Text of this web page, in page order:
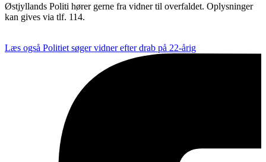
Østjyllands Politi hører gerne fra vidner til overfaldet. Oplysninger
kan gives via tlf. 114.
Læs også Politiet søger vidner efter drab på 22-årig